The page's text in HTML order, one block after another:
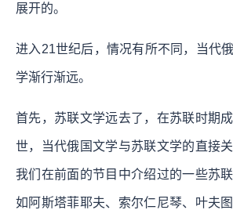
展开的。
进入21世纪后，情况有所不同，当代
学渐行渐远。
首先，苏联文学远去了，在苏联时期
世，当代俄国文学与苏联文学的直接
我们在前面的节目中介绍过的一些苏
如阿斯塔菲耶夫、索尔仁尼琴、叶夫